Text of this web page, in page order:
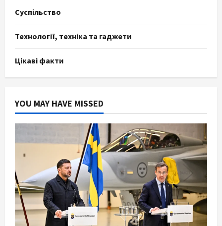
Суспільство
Технології, техніка та гаджети
Цікаві факти
YOU MAY HAVE MISSED